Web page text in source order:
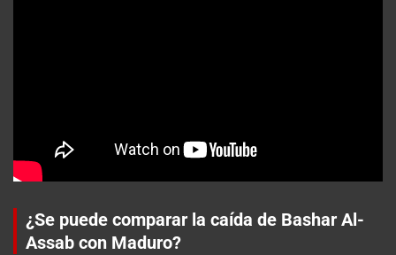
¿Se puede comparar la caída de Bashar Al-
Assab con Maduro?